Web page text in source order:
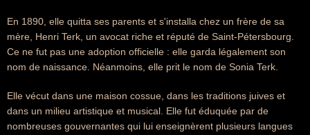
En 1890, elle quitta ses parents et s'installa chez un frère de sa
mère, Henri Terk, un avocat riche et réputé de Saint-Pétersbourg.
Ce ne fut pas une adoption officielle : elle garda légalement son
nom de naissance. Néanmoins, elle prit le nom de Sonia Terk.
Elle vécut dans une maison cossue, dans les traditions juives et
dans un milieu artistique et musical. Elle fut éduquée par de
nombreuses gouvernantes qui lui enseignèrent plusieurs langues